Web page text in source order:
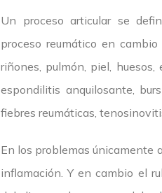
Un proceso articular se
proceso reumático en
riñones, pulmón, piel,
espondilitis anquilosante,
fiebres reumáticas,
En los problemas únicamente
inflamación. Y en cambio el